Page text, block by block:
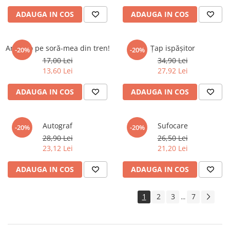
ADAUGA IN COS ADAUGA IN COS
-20%
Arunc-o pe soră-mea din tren!
17,00 Lei
13,60 Lei
ADAUGA IN COS
-20%
Țap ispășitor
34,90 Lei
27,92 Lei
ADAUGA IN COS
-20%
Autograf
28,90 Lei
23,12 Lei
ADAUGA IN COS
-20%
Sufocare
26,50 Lei
21,20 Lei
ADAUGA IN COS
1 2 3 ... 7